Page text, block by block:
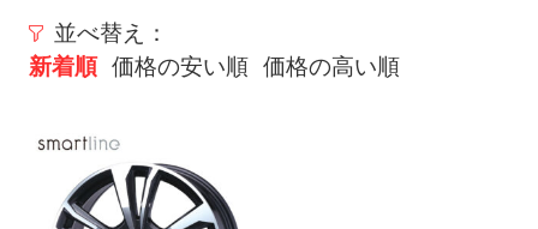
並べ替え：
新着順 価格の安い順 価格の高い順